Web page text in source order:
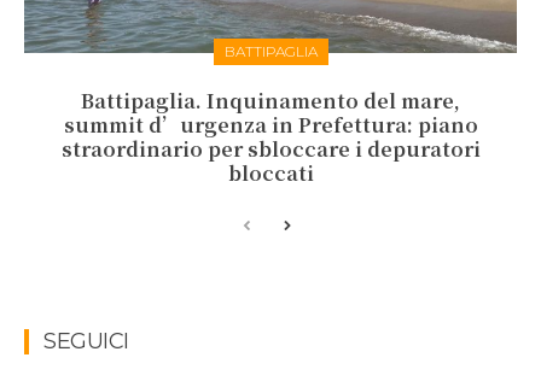
BATTIPAGLIA
Battipaglia. Inquinamento del mare,
summit d’urgenza in Prefettura: piano
straordinario per sbloccare i depuratori
bloccati
SEGUICI